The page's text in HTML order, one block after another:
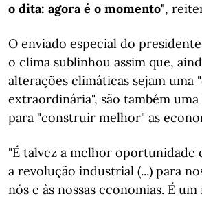
o dita: agora é o momento",
O enviado especial do
o clima sublinhou assim que,
alterações climáticas sejam uma
extraordinária", são também
para "construir melhor" as
"É talvez a melhor oportunidade
a revolução industrial (...) para
nós e às nossas economias. É